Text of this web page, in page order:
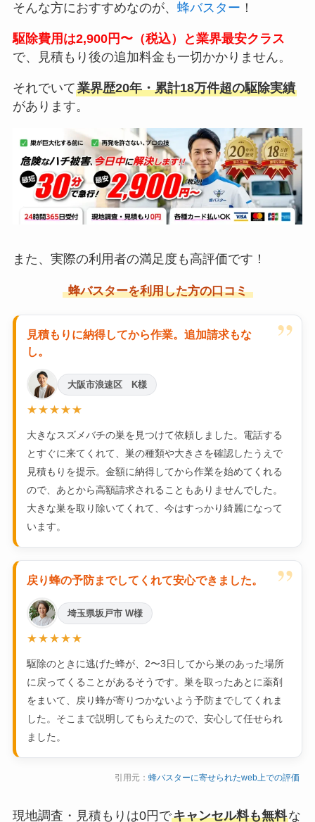
そんな方におすすめなのが、 蜂バスター ！
駆除費用は2,900円〜（税込）と業界最安クラス
で、見積もり後の追加料金も一切かかりません。
それでいて業界歴20年・累計18万件超の駆除実績
があります。
また、実際の利用者の満足度も高評価です！
蜂バスターを利用した方の口コミ
”
見積もりに納得してから作業。追加請求もな
し。
大阪市浪速区 K様
★★★★★
大きなスズメバチの巣を見つけて依頼しました。電話する
とすぐに来てくれて、巣の種類や大きさを確認したうえで
見積もりを提示。金額に納得してから作業を始めてくれる
ので、あとから高額請求されることもありませんでした。
大きな巣を取り除いてくれて、今はすっかり綺麗になって
います。
”
戻り蜂の予防までしてくれて安心できました。
埼玉県坂戸市 W様
★★★★★
駆除のときに逃げた蜂が、2〜3日してから巣のあった場所
に戻ってくることがあるそうです。巣を取ったあとに薬剤
をまいて、戻り蜂が寄りつかないよう予防までしてくれま
した。そこまで説明してもらえたので、安心して任せられ
ました。
引用元：蜂バスターに寄せられたweb上での評価
現地調査・見積もりは0円でキャンセル料も無料な